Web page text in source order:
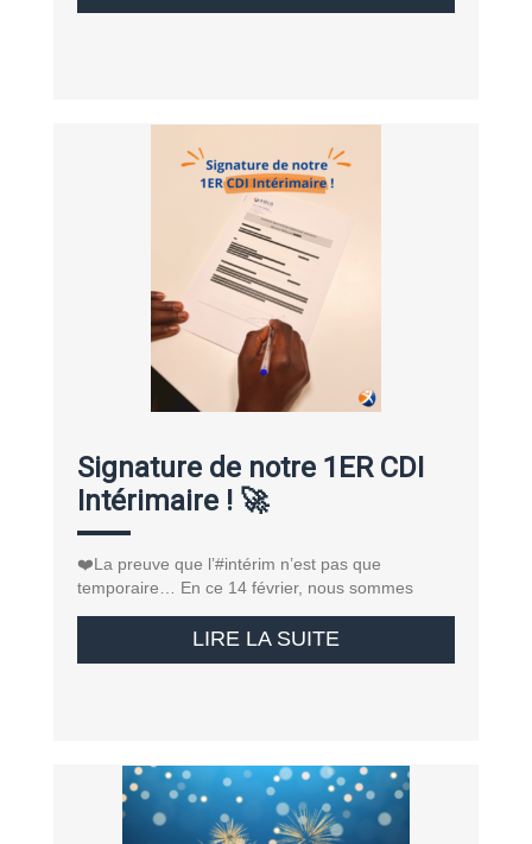
Signature de notre 1ER CDI
Intérimaire ! 🚀
❤️La preuve que l’#intérim n’est pas que
temporaire… En ce 14 février, nous sommes
LIRE LA SUITE